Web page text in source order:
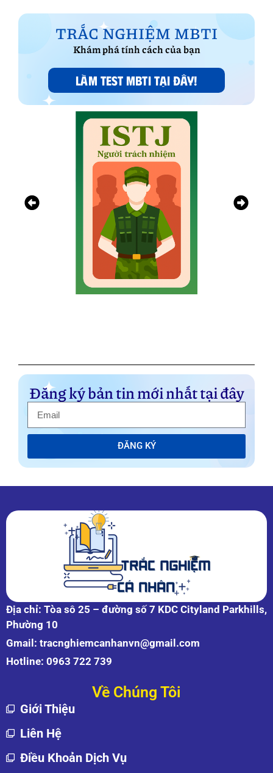
TRẮC NGHIỆM MBTI
Khám phá tính cách của bạn
LÀM TEST MBTI TẠI ĐÂY!
Đăng ký bản tin mới nhất tại đây
ĐĂNG KÝ
Địa chỉ: Tòa sô 25 – đường số 7 KDC Cityland Parkhills,
Phường 10
Gmail: tracnghiemcanhanvn@gmail.com
Hotline: 0963 722 739
Về Chúng Tôi
Giới Thiệu
Liên Hệ
Điều Khoản Dịch Vụ